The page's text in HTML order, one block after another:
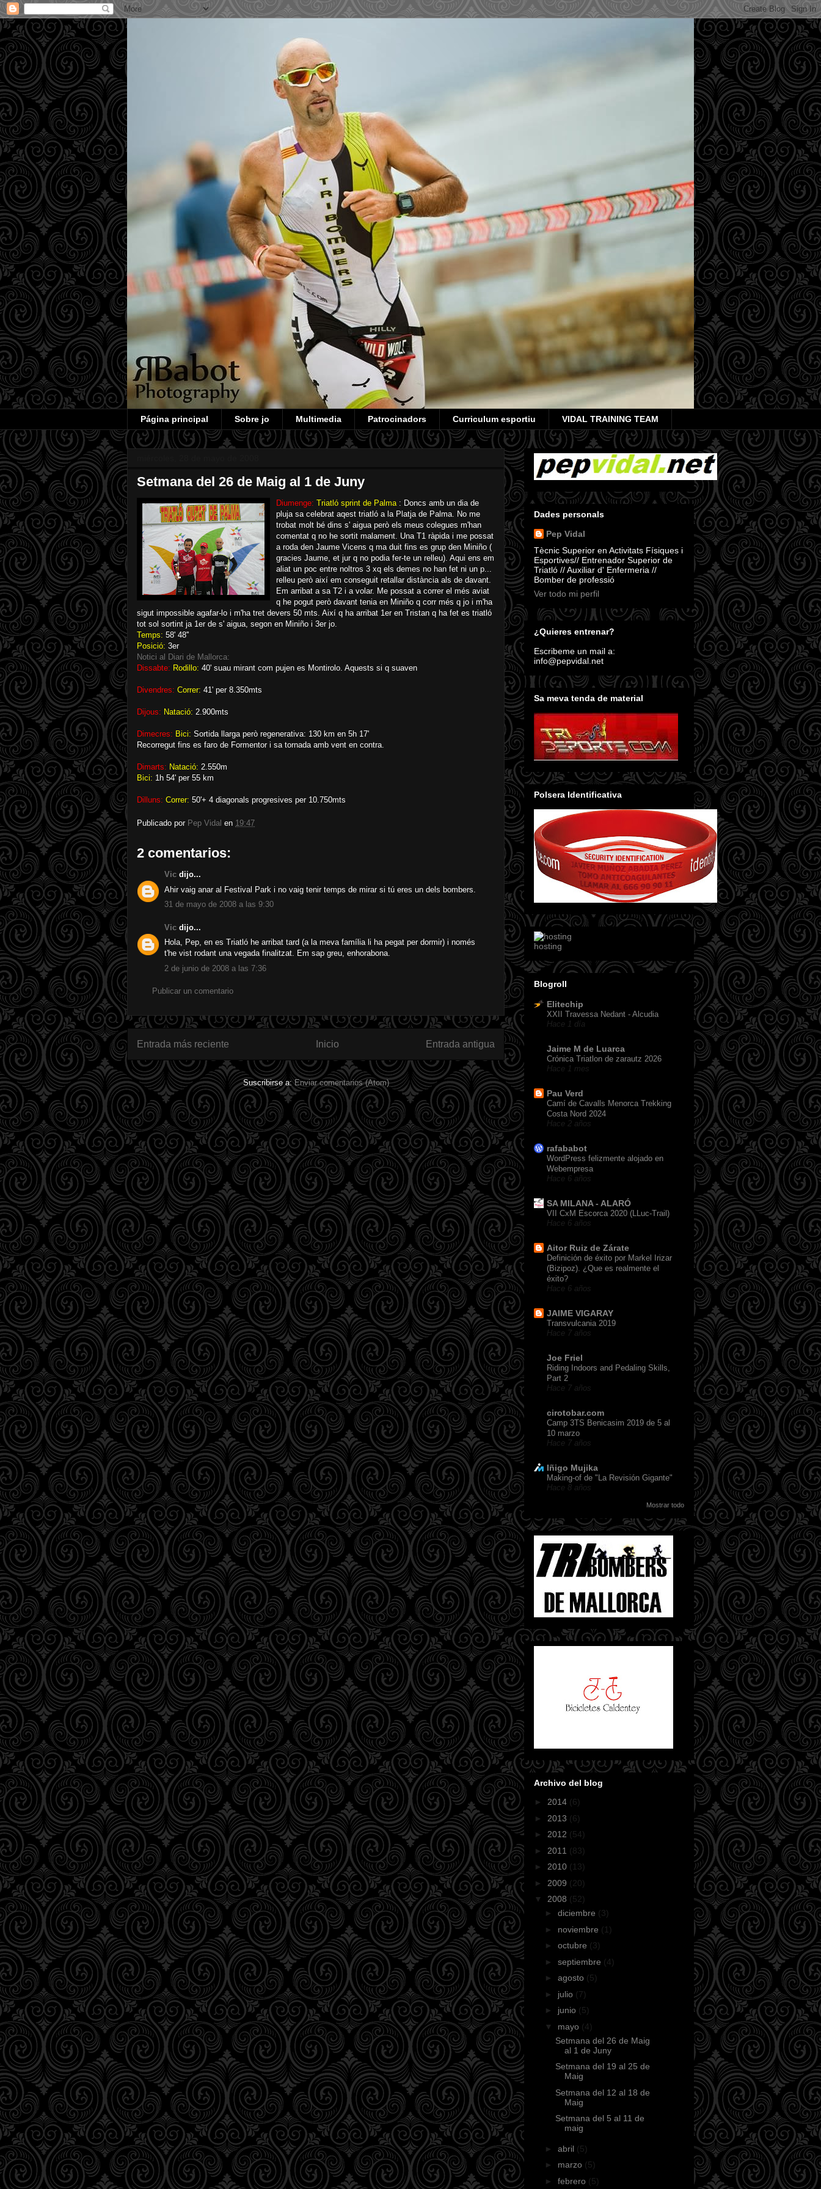
Página principal Sobre jo Multimedia Patrocinadors Curriculum esportiu VIDAL TRAINING TEAM
Setmana del 26 de Maig al 1 de Juny
Diumenge: Triatló sprint de Palma : Doncs amb un dia de
pluja sa celebrat aqest triatló a la Platja de Palma. No me
trobat molt bé dins s' aigua però els meus colegues m'han
comentat q no he sortit malament. Una T1 ràpida i me possat
a roda den Jaume Vicens q ma duit fins es grup den Miniño (
gracies Jaume, et jur q no podia fer-te un relleu). Aqui ens em
aliat un poc entre noltros 3 xq els demes no han fet ni un p...
relleu però així em conseguit retallar distància als de davant.
Em arribat a sa T2 i a volar. Me possat a correr el més aviat
q he pogut però davant tenia en Miniño q corr més q jo i m'ha
sigut impossible agafar-lo i m'ha tret devers 50 mts. Així q ha arribat 1er en Tristan q ha fet es triatló
tot sol sortint ja 1er de s' aigua, segon en Miniño i 3er jo.
Temps: 58' 48''
Posició: 3er
Notici al Diari de Mallorca:
Dissabte: Rodillo: 40' suau mirant com pujen es Montirolo. Aquests si q suaven
Divendres: Correr: 41' per 8.350mts
Dijous: Natació: 2.900mts
Dimecres: Bici: Sortida llarga però regenerativa: 130 km en 5h 17'
Recorregut fins es faro de Formentor i sa tornada amb vent en contra.
Dimarts: Natació: 2.550m
Bici: 1h 54' per 55 km
Dilluns: Correr: 50'+ 4 diagonals progresives per 10.750mts
Publicado por Pep Vidal en 19:47
2 comentarios:
Vic dijo...
Ahir vaig anar al Festival Park i no vaig tenir temps de mirar si tú eres un dels bombers.
31 de mayo de 2008 a las 9:30
Vic dijo...
Hola, Pep, en es Triatló he arribat tard (a la meva família li ha pegat per dormir) i només
t'he vist rodant una vegada finalitzat. Em sap greu, enhorabona.
2 de junio de 2008 a las 7:36
Publicar un comentario
Entrada más reciente Entrada antigua
Inicio
Suscribirse a:Enviar comentarios (Atom)
Dades personals
Pep Vidal
Tècnic Superior en Activitats Físiques i
Esportives// Entrenador Superior de
Triatló // Auxiliar d' Enfermeria //
Bomber de professió
Ver todo mi perfil
¿Quieres entrenar?
Escribeme un mail a:
info@pepvidal.net
Sa meva tenda de material
Polsera Identificativa
hosting
Blogroll
Elitechip
XXII Travessa Nedant - Alcudia
Hace 1 día
Jaime M de Luarca
Crónica Triatlon de zarautz 2026
Hace 1 mes
Pau Verd
Camí de Cavalls Menorca Trekking
Costa Nord 2024
Hace 2 años
rafababot
WordPress felizmente alojado en
Webempresa
Hace 6 años
SA MILANA - ALARÓ
VII CxM Escorca 2020 (LLuc-Trail)
Hace 6 años
Aitor Ruiz de Zárate
Definición de éxito por Markel Irizar
(Bizipoz). ¿Que es realmente el
éxito?
Hace 6 años
JAIME VIGARAY
Transvulcania 2019
Hace 7 años
Joe Friel
Riding Indoors and Pedaling Skills,
Part 2
Hace 7 años
cirotobar.com
Camp 3TS Benicasim 2019 de 5 al
10 marzo
Hace 7 años
Iñigo Mujika
Making-of de "La Revisión Gigante"
Hace 8 años
Mostrar todo
Archivo del blog
► 2014 (6)
► 2013 (6)
► 2012 (54)
► 2011 (83)
► 2010 (13)
► 2009 (20)
▼ 2008 (52)
► diciembre (3)
► noviembre (1)
► octubre (3)
► septiembre (4)
► agosto (5)
► julio (7)
► junio (5)
▼ mayo (4)
Setmana del 26 de Maig
al 1 de Juny
Setmana del 19 al 25 de
Maig
Setmana del 12 al 18 de
Maig
Setmana del 5 al 11 de
maig
► abril (5)
► marzo (5)
► febrero (5)